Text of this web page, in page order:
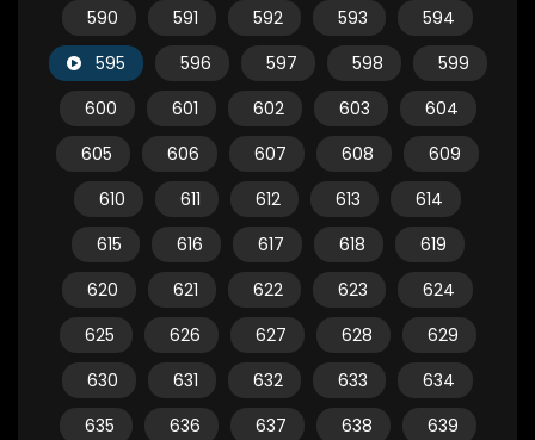
590
591 592 593
594
595
596 597 598
599
600
601 602 603
604
605
606 607 608
609
610
611 612 613
614
615
616 617 618
619
620
621 622 623
624
625
626 627 628
629
630
631 632 633
634
635
636 637 638
639